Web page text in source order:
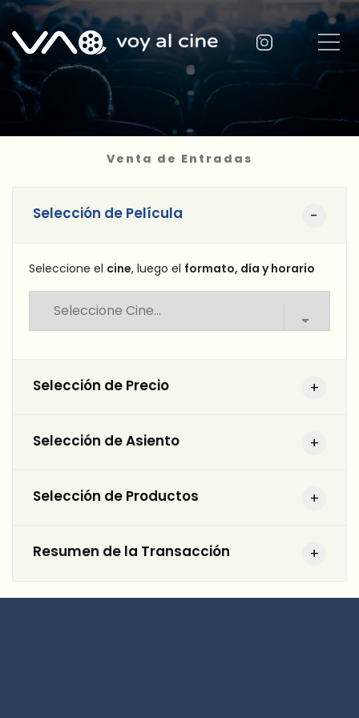
Venta de Entradas
Selección de Película
Seleccione el cine, luego el formato, día y horario
Selección de Precio
Selección de Asiento
Selección de Productos
Resumen de la Transacción